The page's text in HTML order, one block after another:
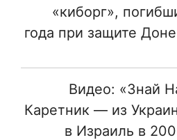
«киборг»,
года при защите
Видео: «Знай
Каретник — из
в Израиль в